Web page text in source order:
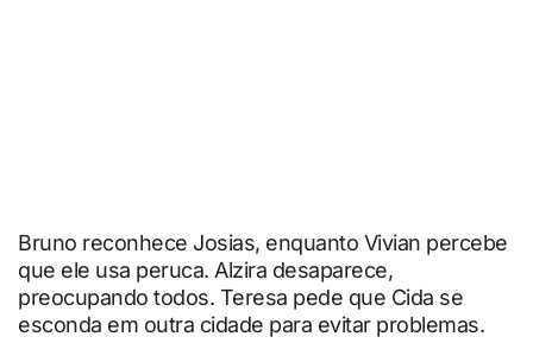
Bruno reconhece Josias, enquanto Vivian percebe
que ele usa peruca. Alzira desaparece,
preocupando todos. Teresa pede que Cida se
esconda em outra cidade para evitar problemas.